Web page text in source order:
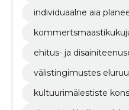
individuaalne aia
ehitus- ja
välistingimustes
kultuurimälestiste